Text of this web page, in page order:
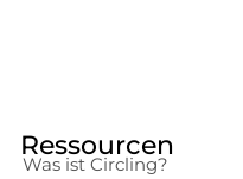
Ressourcen
Was ist Circling?